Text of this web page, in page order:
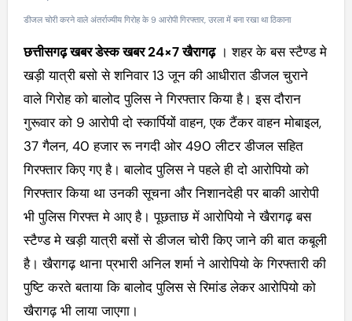
डीजल चोरी करने वाले अंतर्राज्यीय गिरोह के 9 आरोपी गिरफ्तार, उरला में बना रखा था ठिकाना
छत्तीसगढ़ खबर डेस्क खबर 24×7 खैरागढ़। शहर के बस स्टैण्ड मे
खड़ी यात्री बसो से शनिवार 13 जून की आधीरात डीजल चुराने
वाले गिरोह को बालोद पुलिस ने गिरफ्तार किया है। इस दौरान
गुरूवार को 9 आरोपी दो स्कार्पियों वाहन, एक टैंकर वाहन मोबाइल,
37 गैलन, 40 हजार रू नगदी ओर 490 लीटर डीजल सहित
गिरफ्तार किए गए है। बालोद पुलिस ने पहले ही दो आरोपियो को
गिरफ्तार किया था उनकी सूचना और निशानदेही पर बाकी आरोपी
भी पुलिस गिरफ्त मे आए है। पूछताछ में आरोपियो ने खैरागढ़ बस
स्टैण्ड मे खड़ी यात्री बसों से डीजल चोरी किए जाने की बात कबूली
है। खैरागढ़ थाना प्रभारी अनिल शर्मा ने आरोपियो के गिरफ्तारी की
पुष्टि करते बताया कि बालोद पुलिस से रिमांड लेकर आरोपियो को
खैरागढ़ भी लाया जाएगा।